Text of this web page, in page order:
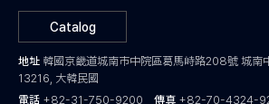
Catalog
地址 韓國京畿道城南市中院區葛馬峙路208號 城南
13216, 大韓民國
電話 +82-31-750-9200 傳真 +82-70-4324-